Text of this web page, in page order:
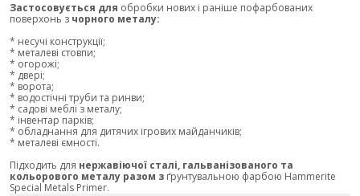
Застосовується для обробки нових і раніше пофарбованих
поверхонь з чорного металу:
* несучі конструкції;
* металеві стовпи;
* огорожі;
* двері;
* ворота;
* водостічні труби та ринви;
* садові меблі з металу;
* інвентар парків;
* обладнання для дитячих ігрових майданчиків;
* металеві ємності.
Підходить для нержавіючої сталі, гальванізованого та
кольорового металу разом з ґрунтувальною фарбою Hammerite
Special Metals Primer.